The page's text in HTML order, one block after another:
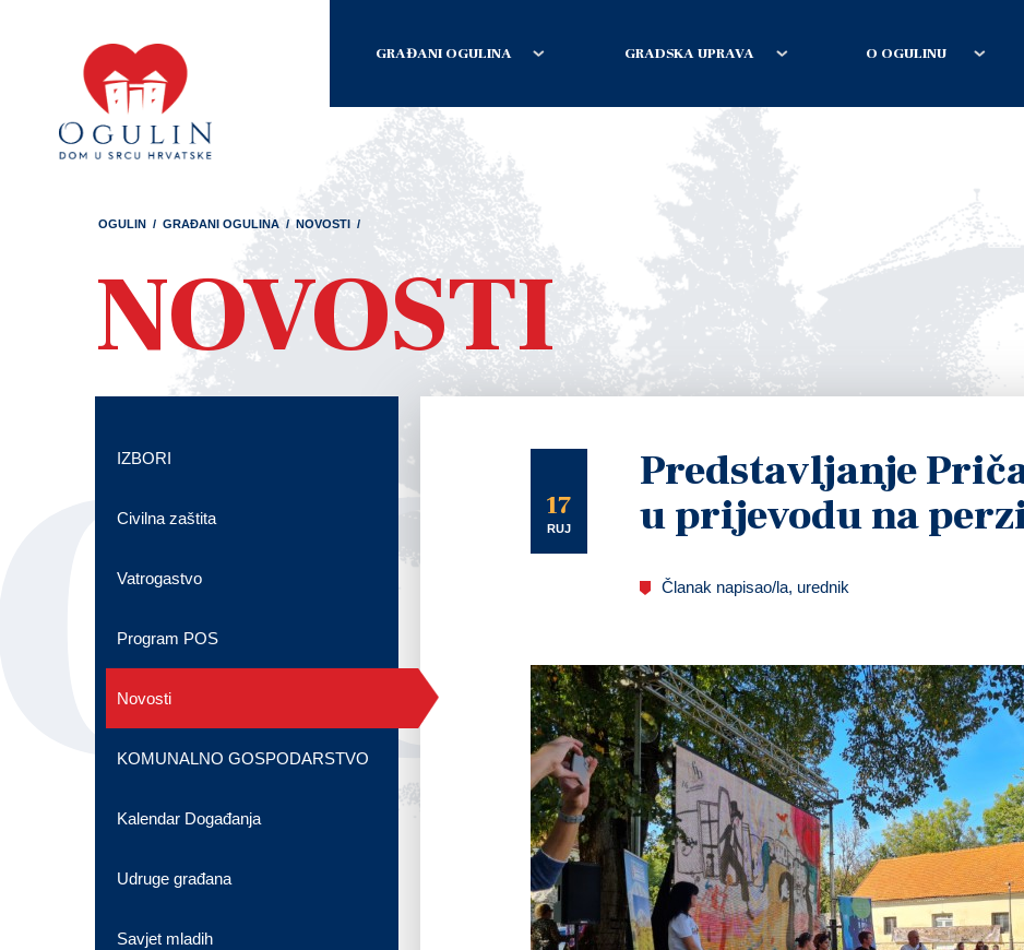
GRAĐANI OGULINA GRADSKA UPRAVA O OGULINU
OGULIN / GRAĐANI OGULINA / NOVOSTI /
NOVOSTI
17
RUJ
Predstavljanje
u prijevodu na
Članak napisao/la, urednik
IZBORI
Civilna zaštita
Vatrogastvo
Program POS
Novosti
KOMUNALNO GOSPODARSTVO
Kalendar Događanja
Udruge građana
Savjet mladih